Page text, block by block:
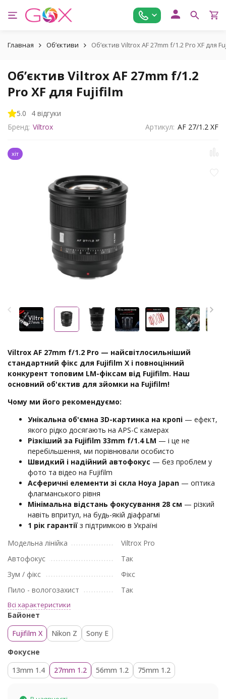
Главная Обʼєктиви Обʼєктив Viltrox AF 27mm f/1.2 Pro XF для
Обʼєктив Viltrox AF 27mm f/1.2
Pro XF для Fujifilm
5.0
4 відгуки
Бренд: Viltrox Артикул: AF 27/1.2 XF
хіт
Viltrox AF 27mm f/1.2 Pro — найсвітлосильніший
стандартний фікс для Fujifilm X і повноцінний
конкурент топовим LM-фіксам від Fujifilm. Наш
основний об'єктив для зйомки на Fujifilm!
Чому ми його рекомендуємо:
Унікальна об'ємна 3D-картинка на кропі — ефект,
якого рідко досягають на APS-C камерах
Різкіший за Fujifilm 33mm f/1.4 LM — і це не
перебільшення, ми порівнювали особисто
Швидкий і надійний автофокус — без проблем у
фото та відео на Fujifilm
Асферичні елементи зі скла Hoya Japan — оптика
флагманського рівня
Мінімальна відстань фокусування 28 см — різкий
навіть впритул, на будь-якій діафрагмі
1 рік гарантії з підтримкою в Україні
Модельна лінійка
Viltrox Pro
Автофокус
Так
Зум / фікс
Фікс
Пило - вологозахист
Так
Всі характеристики
Байонет
Fujifilm X
Nikon Z
Sony E
Фокусне
13mm 1.4
27mm 1.2 56mm 1.2 75mm 1.2